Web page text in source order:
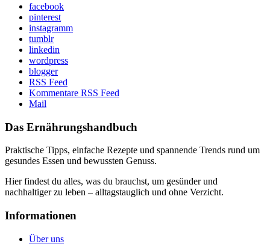
facebook
pinterest
instagramm
tumblr
linkedin
wordpress
blogger
RSS Feed
Kommentare RSS Feed
Mail
Das Ernährungshandbuch
Praktische Tipps, einfache Rezepte und spannende Trends rund um
gesundes Essen und bewussten Genuss.
Hier findest du alles, was du brauchst, um gesünder und
nachhaltiger zu leben – alltagstauglich und ohne Verzicht.
Informationen
Über uns